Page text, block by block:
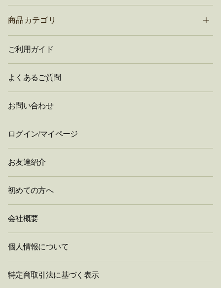
商品カテゴリ
ご利用ガイド
よくあるご質問
お問い合わせ
ログイン/マイページ
お友達紹介
初めての方へ
会社概要
個人情報について
特定商取引法に基づく表示